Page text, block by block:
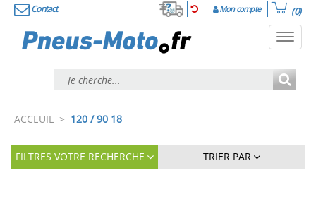
Contact Mon compte (0)
ACCEUIL > 120 / 90 18
FILTRES VOTRE RECHERCHE TRIER PAR